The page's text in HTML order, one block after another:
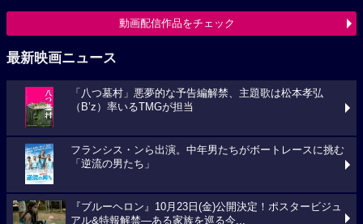
動画配信作品をチェック
最新映画ニュース
「八つ墓村」悪夢的な予告編解禁、主題歌は松本孝弘
（B’z）率いるTMGが担当
フランシス・ンら出演。中年男たちがボートレースに挑む
「逆流の男たち」
『ブルーヘロン』10月23日(金)公開決定！ポスタービジュ
アル&特報解禁―ある家族を巡る今...